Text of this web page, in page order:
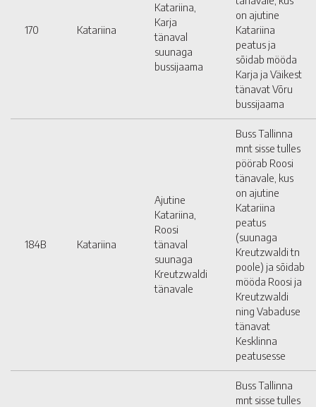
170 Katariina
Katariina,
Karja
tänaval
suunaga
bussijaama
on ajutine
Katariina
peatus ja
sõidab mööda
Karja ja Väikest
tänavat Võru
bussijaama
184B Katariina
Ajutine
Katariina,
Roosi
tänaval
suunaga
Kreutzwaldi
tänavale
Buss Tallinna
mnt sisse tulles
pöörab Roosi
tänavale, kus
on ajutine
Katariina
peatus
(suunaga
Kreutzwaldi tn
poole) ja sõidab
mööda Roosi ja
Kreutzwaldi
ning Vabaduse
tänavat
Kesklinna
peatusesse
Buss Tallinna
mnt sisse tulles